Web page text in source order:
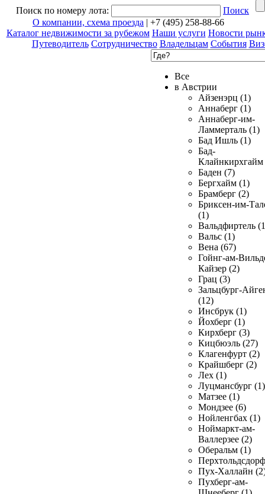
Поиск по номеру лота:
Поиск
О компании, схема проезда | +7 (495) 258-88-66
Каталог недвижимости за рубежом Наши услуги Новости
Путеводитель Сотрудничество Владельцам События
Все
в Австрии
Айзенэрц (1)
Аннаберг (1)
Аннаберг-им-
Ламмерталь (1)
Бад Ишль (1)
Бад-
Клайнкирхгайм
Баден (7)
Бергхайм (1)
Брамберг (2)
Бриксен-им-
(1)
Вальдфиртель
Вальс (1)
Вена (67)
Гойнг-ам-
Кайзер (2)
Грац (3)
Зальцбург-
(12)
Инсбрук (1)
Йохберг (1)
Кирхберг (3)
Кицбюэль (27)
Клагенфурт (2)
Крайшберг (2)
Лех (1)
Луцмансбург (1)
Матзее (1)
Мондзее (6)
Нойленгбах (1)
Ноймаркт-ам-
Валлерзее (2)
Оберальм (1)
Пух-Халлайн
Пухберг-ам-